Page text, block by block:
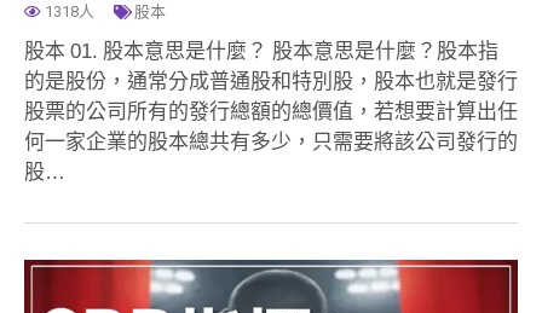
1318人 股本
股本 01. 股本意思是什麼？ 股本意思是什麼？股本指
的是股份，通常分成普通股和特別股，股本也就是發行
股票的公司所有的發行總額的總價值，若想要計算出任
何一家企業的股本總共有多少，只需要將該公司發行的
股…